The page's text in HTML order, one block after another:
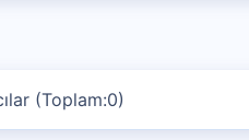
(Toplam:0)